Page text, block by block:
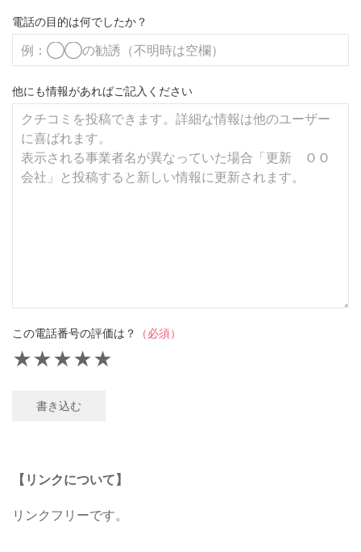
電話の目的は何でしたか？
他にも情報があればご記入ください
この電話番号の評価は？ （必須）
★
★
★
★
★
書き込む
【リンクについて】
リンクフリーです。